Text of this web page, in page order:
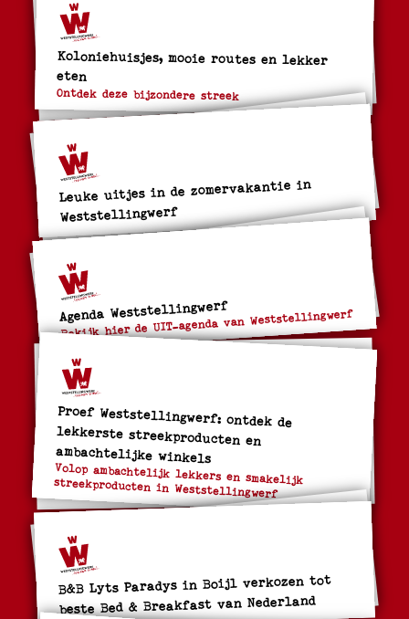
Koloniehuisjes, mooie routes en lekker
eten
Ontdek deze bijzondere streek
Leuke uitjes in de zomervakantie in
Weststellingwerf
Agenda Weststellingwerf
Bekijk hier de UIT-agenda van Weststellingwerf
Proef Weststellingwerf: ontdek de
lekkerste streekproducten en
ambachtelijke winkels
Volop ambachtelijk lekkers en smakelijk streekproducten in Weststellingwerf
B&B Lyts Paradys in Boijl verkozen tot
beste Bed & Breakfast van Nederland